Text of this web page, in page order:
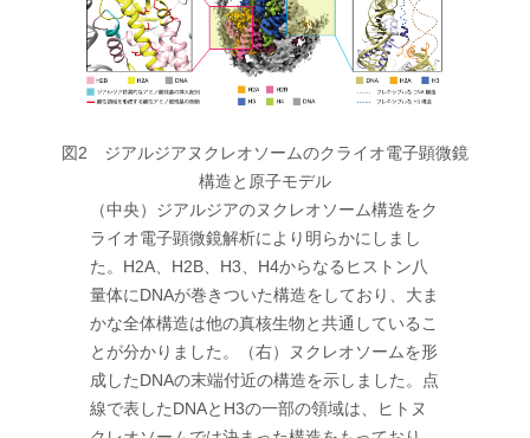
図2 ジアルジアヌクレオソームのクライオ電子顕微鏡
構造と原子モデル
（中央）ジアルジアのヌクレオソーム構造をク
ライオ電子顕微鏡解析により明らかにしまし
た。H2A、H2B、H3、H4からなるヒストン八
量体にDNAが巻きついた構造をしており、大ま
かな全体構造は他の真核生物と共通しているこ
とが分かりました。（右）ヌクレオソームを形
成したDNAの末端付近の構造を示しました。点
線で表したDNAとH3の一部の領域は、ヒトヌ